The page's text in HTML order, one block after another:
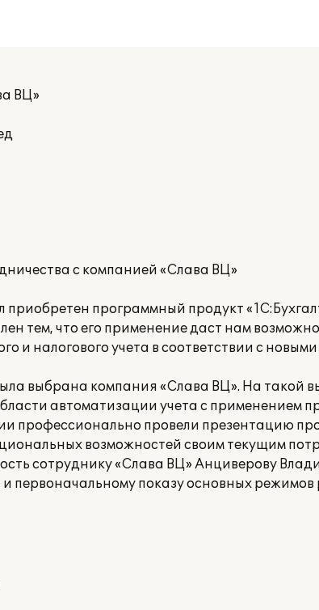
ВЦ»
с компанией «Слава ВЦ»
программный продукт
тем, что его применение даст нам
и налогового учета в соответствии с
выбрана компания «Слава ВЦ». На такой
автоматизации учета с применением
профессионально провели презентацию
возможностей своим текущим
сотруднику «Слава ВЦ» Анциверову
первоначальному показу основных